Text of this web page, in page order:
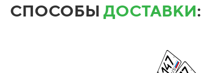
СПОСОБЫ ДОСТАВКИ: